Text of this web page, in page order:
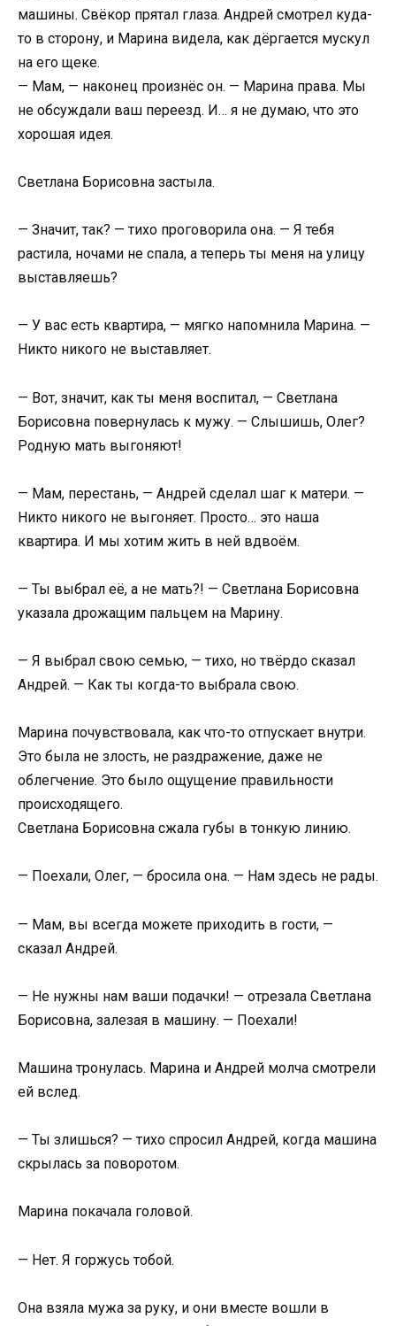
машины. Свёкор прятал глаза. Андрей смотрел куда-
то в сторону, и Марина видела, как дёргается мускул
на его щеке.
— Мам, — наконец произнёс он. — Марина права. Мы
не обсуждали ваш переезд. И… я не думаю, что это
хорошая идея.
Светлана Борисовна застыла.
— Значит, так? — тихо проговорила она. — Я тебя
растила, ночами не спала, а теперь ты меня на улицу
выставляешь?
— У вас есть квартира, — мягко напомнила Марина. —
Никто никого не выставляет.
— Вот, значит, как ты меня воспитал, — Светлана
Борисовна повернулась к мужу. — Слышишь, Олег?
Родную мать выгоняют!
— Мам, перестань, — Андрей сделал шаг к матери. —
Никто никого не выгоняет. Просто… это наша
квартира. И мы хотим жить в ней вдвоём.
— Ты выбрал её, а не мать?! — Светлана Борисовна
указала дрожащим пальцем на Марину.
— Я выбрал свою семью, — тихо, но твёрдо сказал
Андрей. — Как ты когда-то выбрала свою.
Марина почувствовала, как что-то отпускает внутри.
Это была не злость, не раздражение, даже не
облегчение. Это было ощущение правильности
происходящего.
Светлана Борисовна сжала губы в тонкую линию.
— Поехали, Олег, — бросила она. — Нам здесь не рады.
— Мам, вы всегда можете приходить в гости, —
сказал Андрей.
— Не нужны нам ваши подачки! — отрезала Светлана
Борисовна, залезая в машину. — Поехали!
Машина тронулась. Марина и Андрей молча смотрели
ей вслед.
— Ты злишься? — тихо спросил Андрей, когда машина
скрылась за поворотом.
Марина покачала головой.
— Нет. Я горжусь тобой.
Она взяла мужа за руку, и они вместе вошли в